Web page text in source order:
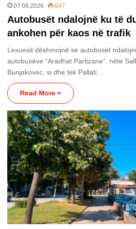
07.08.2026 647
Autobusët ndalojnë ku të
ankohen për kaos në trafik
Lexuesit dëshmojnë se autobusët
autobusëve “Aradhat Partizane”, nëte
Bunjakovec, si dhe tek Pallati…
Read More »